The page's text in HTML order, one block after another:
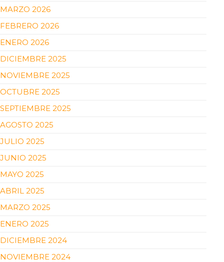
MARZO 2026
FEBRERO 2026
ENERO 2026
DICIEMBRE 2025
NOVIEMBRE 2025
OCTUBRE 2025
SEPTIEMBRE 2025
AGOSTO 2025
JULIO 2025
JUNIO 2025
MAYO 2025
ABRIL 2025
MARZO 2025
ENERO 2025
DICIEMBRE 2024
NOVIEMBRE 2024